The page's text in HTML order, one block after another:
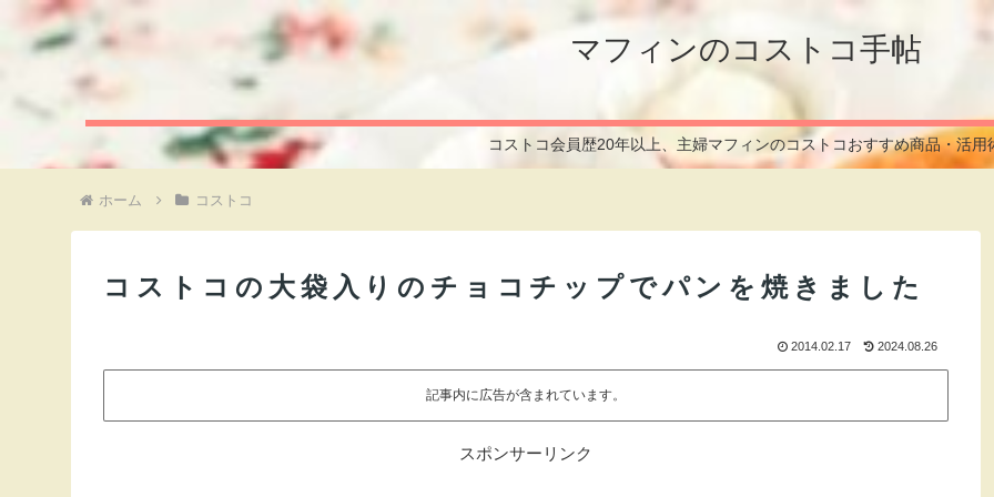
マフィンのコストコ手帖
コストコ会員歴20年以上、主婦マフィンのコストコおすすめ商品・活用
ホーム コストコ
コストコの大袋入りのチョコチップでパンを焼きました
2014.02.17 2024.08.26
記事内に広告が含まれています。
スポンサーリンク